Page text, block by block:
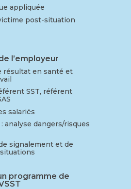
appliquée
post-situation
l’employeur
résultat en santé et
SST, référent
salariés
analyse dangers/risques
signalement et de
programme de